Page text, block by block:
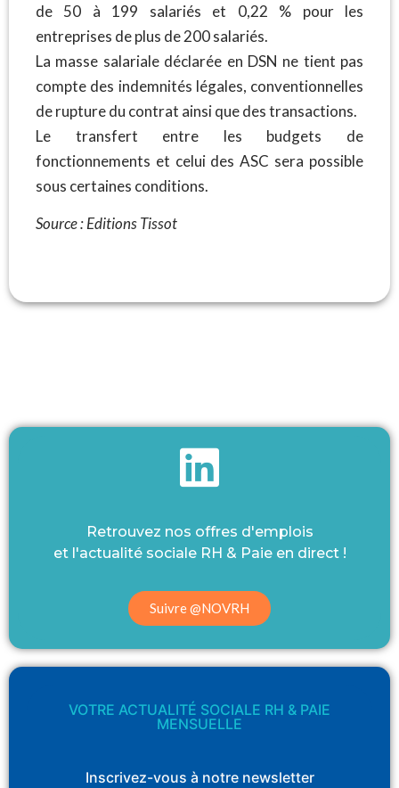
de 50 à 199 salariés et 0,22 % pour les
entreprises de plus de 200 salariés.
La masse salariale déclarée en DSN ne tient pas
compte des indemnités légales, conventionnelles
de rupture du contrat ainsi que des transactions.
Le transfert entre les budgets de
fonctionnements et celui des ASC sera possible
sous certaines conditions.
Source : Editions Tissot
Retrouvez nos offres d'emplois
et l'actualité sociale RH & Paie en direct !
Suivre @NOVRH
VOTRE ACTUALITÉ SOCIALE RH & PAIE
MENSUELLE
Inscrivez-vous à notre newsletter